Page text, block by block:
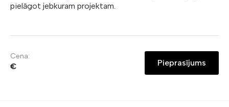
pielāgot jebkuram projektam.
Cena:
€ Pieprasījums